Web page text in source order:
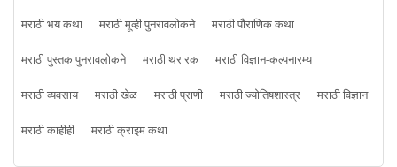
मराठी भय कथा
मराठी मूव्ही पुनरावलोकने
मराठी पौराणिक कथा
मराठी पुस्तक पुनरावलोकने
मराठी थरारक
मराठी विज्ञान-कल्पनारम्य
मराठी व्यवसाय
मराठी खेळ मराठी प्राणी मराठी ज्योतिषशास्त्र
मराठी विज्ञान
मराठी काहीही
मराठी क्राइम कथा